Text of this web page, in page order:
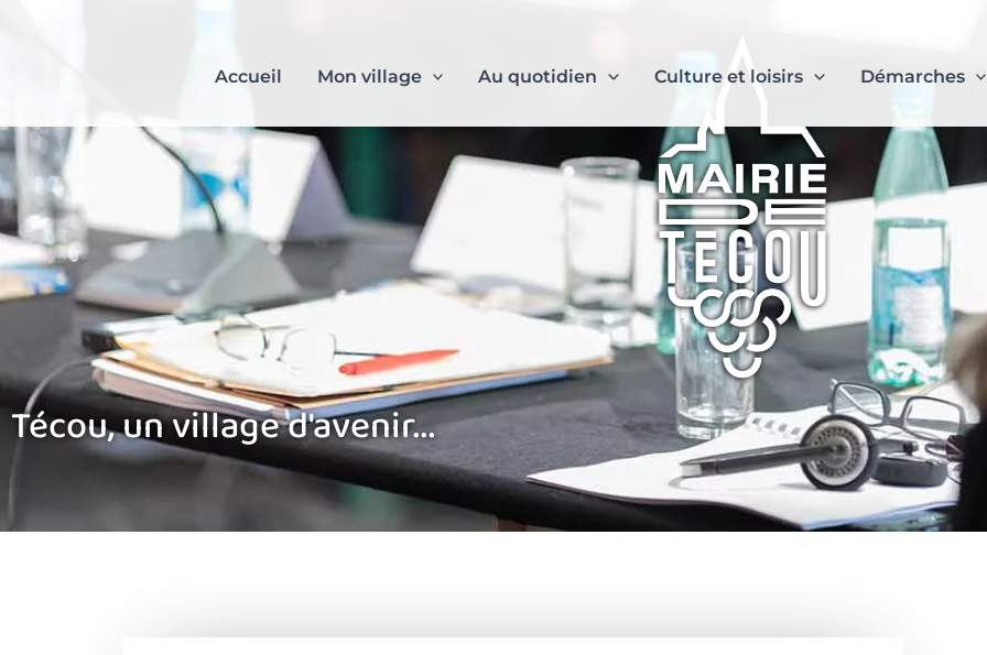
Accueil Mon village Au quotidien Culture et loisirs Démarches
Técou, un village d'avenir...